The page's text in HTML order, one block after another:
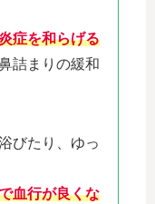
症を和らげる
詰まりの緩和
びたり、ゆっ
血行が良くな